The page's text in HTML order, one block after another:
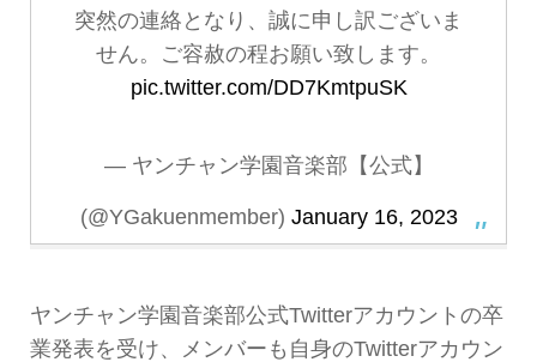
突然の連絡となり、誠に申し訳ございま
せん。ご容赦の程お願い致します。
pic.twitter.com/DD7KmtpuSK
— ヤンチャン学園音楽部【公式】
(@YGakuenmember) January 16, 2023
ヤンチャン学園音楽部公式Twitterアカウントの卒
業発表を受け、メンバーも自身のTwitterアカウン